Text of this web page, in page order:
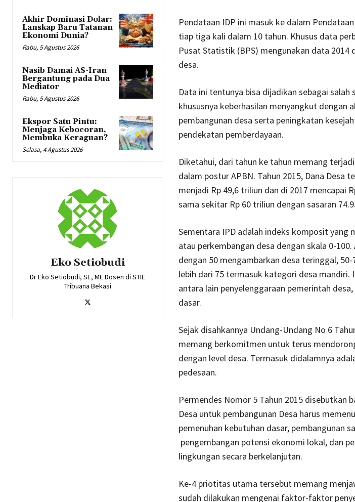
Akhir Dominasi Dolar:
Lanskap Baru Tatanan
Ekonomi Dunia?
Rabu, 5 Agustus 2026
Nasib Damai AS-Iran
Bergantung pada Dua
Mediator
Rabu, 5 Agustus 2026
Ekspor Satu Pintu:
Menjaga Kebocoran,
Membuka Keraguan?
Selasa, 4 Agustus 2026
Eko Setiobudi
Dr Eko Setiobudi, SE, ME Dosen di STIE
Tribuana Bekasi
Pendataan IDP ini masuk ke dalam
tiap tiga kali dalam 10 tahun. Khusus data
Pusat Statistik (BPS) mengunakan data 2014
desa.
Data ini tentunya bisa dijadikan sebagai
khususnya keberhasilan menyangkut dengan
pembangunan desa serta peningkatan
pendekatan pemberdayaan.
Diketahui, dari tahun ke tahun memang
dalam postur APBN. Tahun 2015, Dana Desa
menjadi Rp 49,6 triliun dan di 2017 mencapai
sama sekitar Rp 60 triliun dengan sasaran
Sementara IPD adalah indeks komposit yang
atau perkembangan desa dengan skala 0-
dengan 50 mengambarkan desa teringgal,
lebih dari 75 termasuk kategori desa mandiri.
antara lain penyelenggaraan pemerintah
dasar.
Sejak disahkannya Undang-Undang No 6
memang berkomitmen untuk terus
dengan level desa. Termasuk didalamnya
pedesaan.
Permendes Nomor 5 Tahun 2015 disebutkan
Desa untuk pembangunan Desa harus
pemenuhan kebutuhan dasar, pembangunan
pengembangan potensi ekonomi lokal, dan
lingkungan secara berkelanjutan.
Ke-4 priotitas utama tersebut memang
sudah dilakukan mengenai faktor-faktor